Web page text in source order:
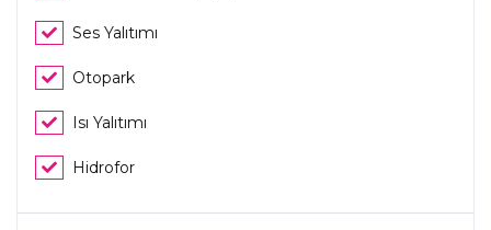
Ses Yalıtımı
Otopark
Isı Yalıtımı
Hidrofor